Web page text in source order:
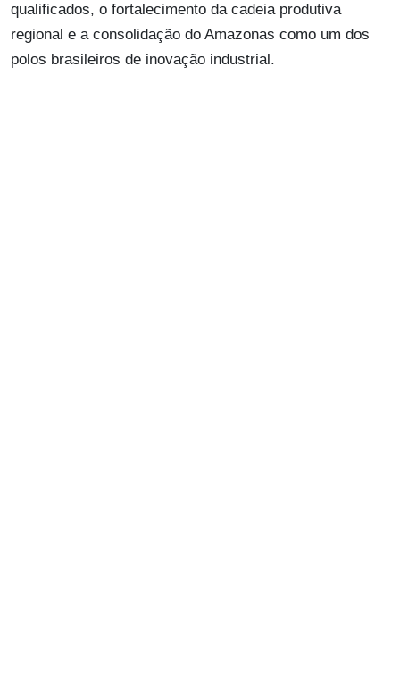
qualificados, o fortalecimento da cadeia produtiva
regional e a consolidação do Amazonas como um dos
polos brasileiros de inovação industrial.